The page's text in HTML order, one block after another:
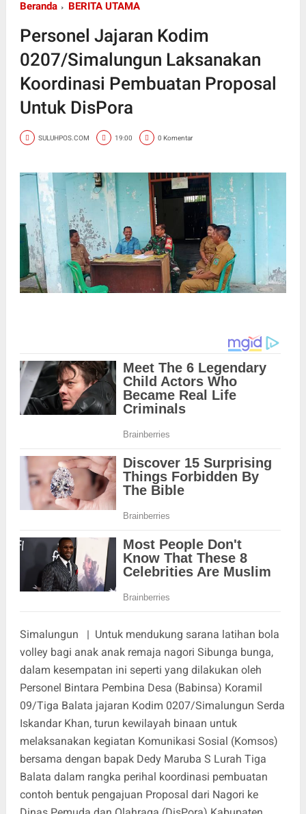
Beranda BERITA UTAMA
Personel Jajaran Kodim
0207/Simalungun Laksanakan
Koordinasi Pembuatan Proposal
Untuk DisPora
SULUHPOS.COM 19:00 0 Komentar
Simalungun | Untuk mendukung sarana latihan bola
volley bagi anak anak remaja nagori Sibunga bunga,
dalam kesempatan ini seperti yang dilakukan oleh
Personel Bintara Pembina Desa (Babinsa) Koramil
09/Tiga Balata jajaran Kodim 0207/Simalungun Serda
Iskandar Khan, turun kewilayah binaan untuk
melaksanakan kegiatan Komunikasi Sosial (Komsos)
bersama dengan bapak Dedy Maruba S Lurah Tiga
Balata dalam rangka perihal koordinasi pembuatan
contoh bentuk pengajuan Proposal dari Nagori ke